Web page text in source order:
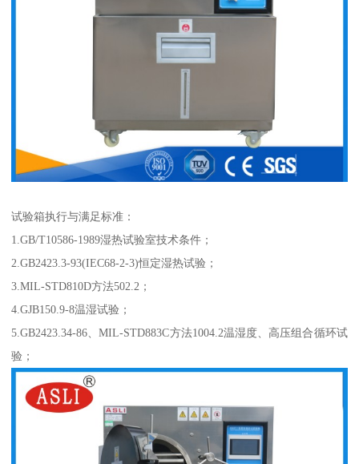
试验箱执行与满足标准：
1.GB/T10586-1989湿热试验室技术条件；
2.GB2423.3-93(IEC68-2-3)恒定湿热试验；
3.MIL-STD810D方法502.2；
4.GJB150.9-8温湿试验；
5.GB2423.34-86、MIL-STD883C方法1004.2温湿度、高压组合循环试
验；